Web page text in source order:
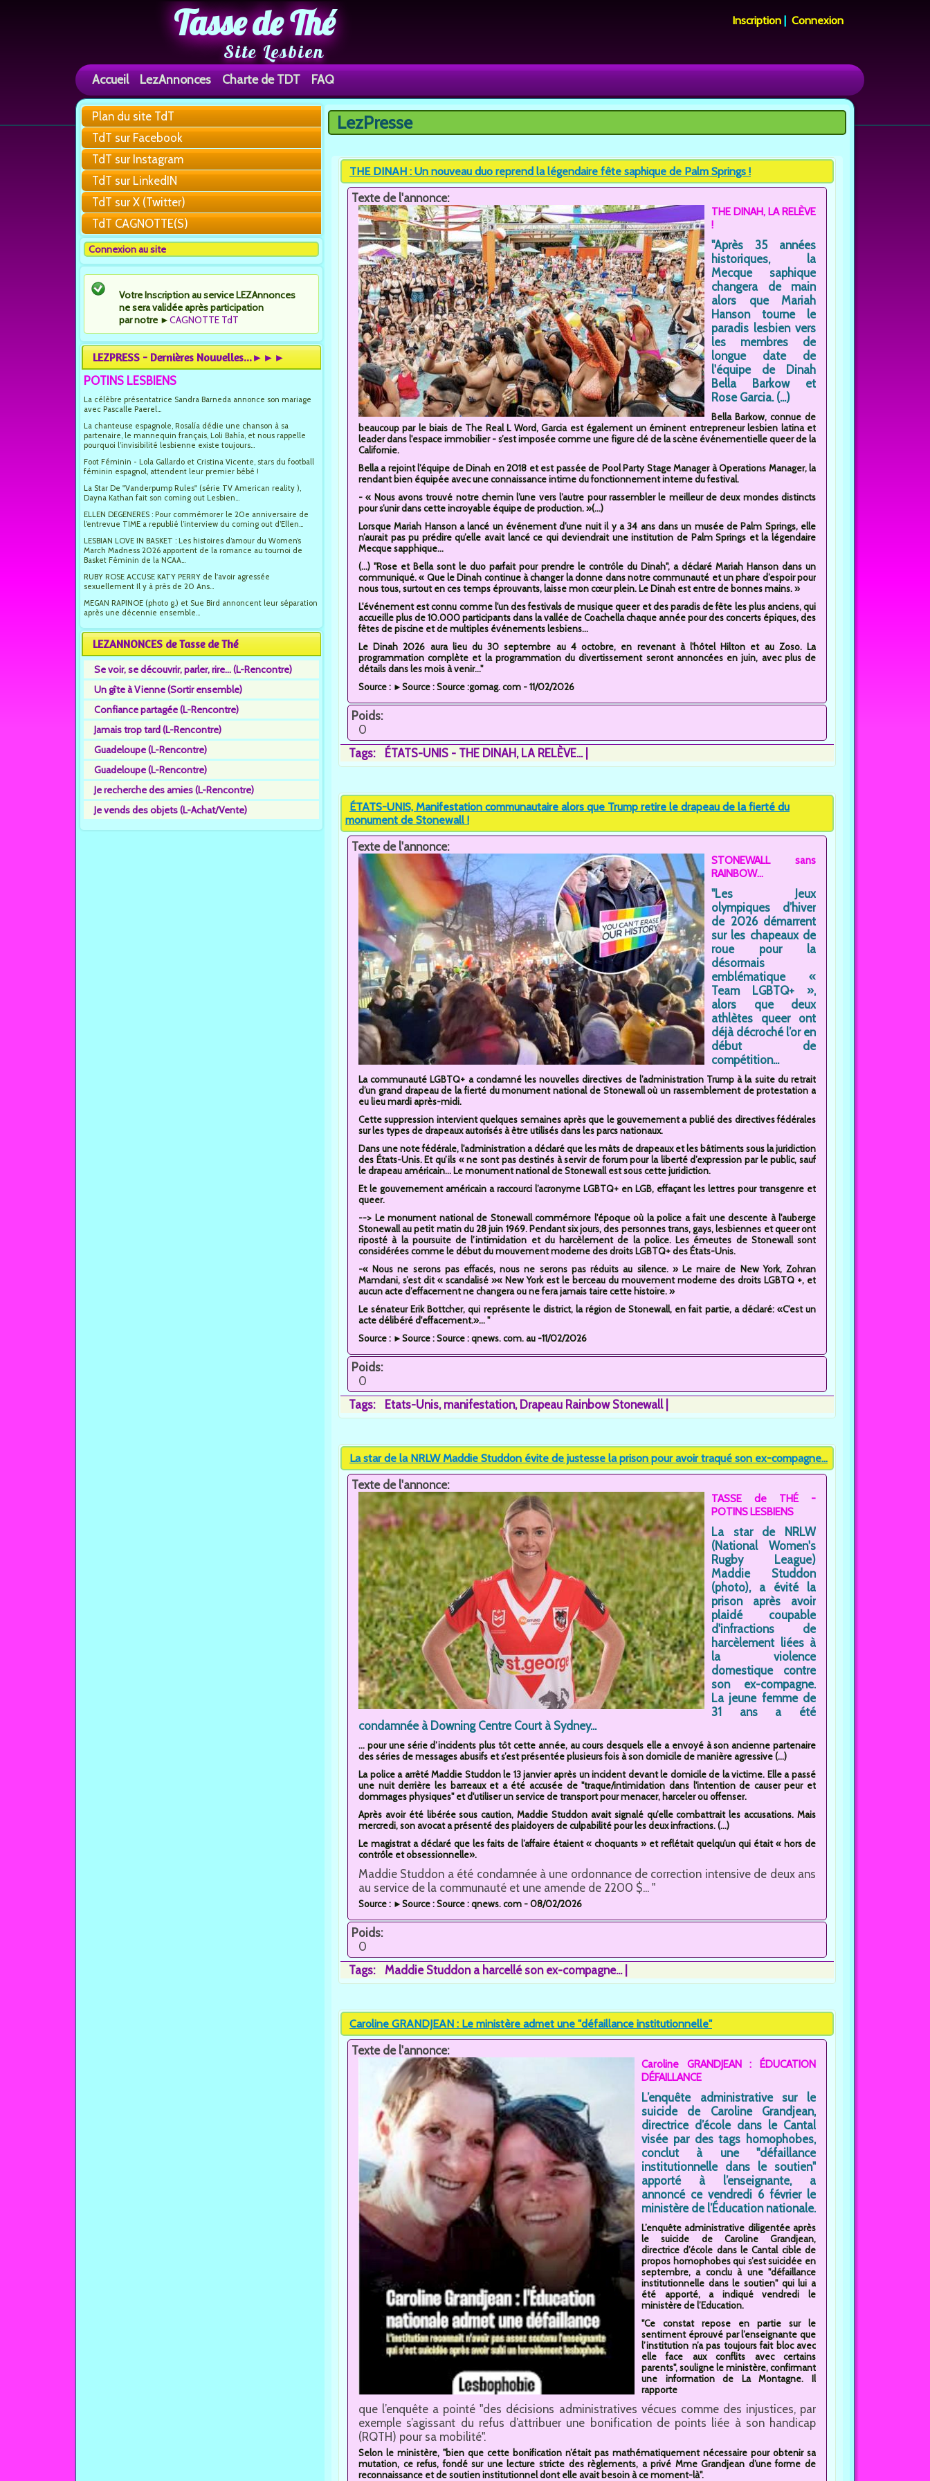
Tasse de Thé
Site Lesbien
Inscription |Connexion
Accueil LezAnnonces Charte de TDT FAQ
Plan du site TdT
TdT sur Facebook
TdT sur Instagram
TdT sur LinkedIN
TdT sur X (Twitter)
TdT CAGNOTTE(S)
Connexion au site
Votre Inscription au service LEZAnnonces
ne sera validée après participation
par notre ►CAGNOTTE TdT
LEZPRESS - Dernières Nouvelles...►►►
POTINS LESBIENS
La célèbre présentatrice Sandra Barneda annonce son mariage
avec Pascalle Paerel...
La chanteuse espagnole, Rosalía dédie une chanson à sa
partenaire, le mannequin français, Loli Bahía, et nous rappelle
pourquoi l’invisibilité lesbienne existe toujours...
Foot Féminin - Lola Gallardo et Cristina Vicente, stars du football
féminin espagnol, attendent leur premier bébé !
La Star De "Vanderpump Rules" (série TV American reality ),
Dayna Kathan fait son coming out Lesbien...
ELLEN DEGENERES : Pour commémorer le 20e anniversaire de
l’entrevue TIME a republié l’interview du coming out d’Ellen...
LESBIAN LOVE IN BASKET : Les histoires d’amour du Women’s
March Madness 2026 apportent de la romance au tournoi de
Basket Féminin de la NCAA...
RUBY ROSE ACCUSE KATY PERRY de l'avoir agressée
sexuellement Il y à près de 20 Ans...
MEGAN RAPINOE (photo g.) et Sue Bird annoncent leur séparation
après une décennie ensemble...
LEZANNONCES de Tasse de Thé
Se voir, se découvrir, parler, rire... (L-Rencontre)
Un gîte à Vienne (Sortir ensemble)
Confiance partagée (L-Rencontre)
Jamais trop tard (L-Rencontre)
Guadeloupe (L-Rencontre)
Guadeloupe (L-Rencontre)
Je recherche des amies (L-Rencontre)
Je vends des objets (L-Achat/Vente)
Vous êtes ici
LezPresse
THE DINAH : Un nouveau duo reprend la légendaire fête saphique de Palm Springs !
Texte de l'annonce:
THE DINAH, LA RELÈVE
!
"Après 35 années
historiques, la
Mecque saphique
changera de main
alors que Mariah
Hanson tourne le
paradis lesbien vers
les membres de
longue date de
l'équipe de Dinah
Bella Barkow et
Rose Garcia. (...)
Bella Barkow, connue de
beaucoup par le biais de The Real L Word, Garcia est également un éminent entrepreneur lesbien latina et
leader dans l'espace immobilier - s’est imposée comme une figure clé de la scène événementielle queer de la
Californie.
Bella a rejoint l’équipe de Dinah en 2018 et est passée de Pool Party Stage Manager à Operations Manager, la
rendant bien équipée avec une connaissance intime du fonctionnement interne du festival.
- « Nous avons trouvé notre chemin l’une vers l’autre pour rassembler le meilleur de deux mondes distincts
pour s’unir dans cette incroyable équipe de production. »(...)
Lorsque Mariah Hanson a lancé un événement d’une nuit il y a 34 ans dans un musée de Palm Springs, elle
n’aurait pas pu prédire qu’elle avait lancé ce qui deviendrait une institution de Palm Springs et la légendaire
Mecque sapphique...
(...) "Rose et Bella sont le duo parfait pour prendre le contrôle du Dinah", a déclaré Mariah Hanson dans un
communiqué. « Que le Dinah continue à changer la donne dans notre communauté et un phare d’espoir pour
nous tous, surtout en ces temps éprouvants, laisse mon cœur plein. Le Dinah est entre de bonnes mains. »
L'événement est connu comme l'un des festivals de musique queer et des paradis de fête les plus anciens, qui
accueille plus de 10.000 participants dans la vallée de Coachella chaque année pour des concerts épiques, des
fêtes de piscine et de multiples événements lesbiens...
Le Dinah 2026 aura lieu du 30 septembre au 4 octobre, en revenant à l'hôtel Hilton et au Zoso. La
programmation complète et la programmation du divertissement seront annoncées en juin, avec plus de
détails dans les mois à venir..."
Source : ►Source : Source :gomag. com - 11/02/2026
Poids:
0
Tags:
ÉTATS-UNIS - THE DINAH LA RELÈVE...
ÉTATS-UNIS, Manifestation communautaire alors que Trump retire le drapeau de la fierté du
monument de Stonewall !
Texte de l'annonce:
STONEWALL sans
RAINBOW...
"Les Jeux
olympiques d’hiver
de 2026 démarrent
sur les chapeaux de
roue pour la
désormais
emblématique «
Team LGBTQ+ »,
alors que deux
athlètes queer ont
déjà décroché l’or en
début de
compétition...
La communauté LGBTQ+ a condamné les nouvelles directives de l’administration Trump à la suite du retrait
d’un grand drapeau de la fierté du monument national de Stonewall où un rassemblement de protestation a
eu lieu mardi après-midi.
Cette suppression intervient quelques semaines après que le gouvernement a publié des directives fédérales
sur les types de drapeaux autorisés à être utilisés dans les parcs nationaux.
Dans une note fédérale, l'administration a déclaré que les mâts de drapeaux et les bâtiments sous la juridiction
des États-Unis. Et qu’ils « ne sont pas destinés à servir de forum pour la liberté d’expression par le public, sauf
le drapeau américain... Le monument national de Stonewall est sous cette juridiction.
Et le gouvernement américain a raccourci l’acronyme LGBTQ+ en LGB, effaçant les lettres pour transgenre et
queer.
--> Le monument national de Stonewall commémore l'époque où la police a fait une descente à l'auberge
Stonewall au petit matin du 28 juin 1969. Pendant six jours, des personnes trans, gays, lesbiennes et queer ont
riposté à la poursuite de l’intimidation et du harcèlement de la police. Les émeutes de Stonewall sont
considérées comme le début du mouvement moderne des droits LGBTQ+ des États-Unis.
-« Nous ne serons pas effacés, nous ne serons pas réduits au silence. » Le maire de New York, Zohran
Mamdani, s’est dit « scandalisé »« New York est le berceau du mouvement moderne des droits LGBTQ +, et
aucun acte d’effacement ne changera ou ne fera jamais taire cette histoire. »
Le sénateur Erik Bottcher, qui représente le district, la région de Stonewall, en fait partie, a déclaré: «C'est un
acte délibéré d'effacement.»... "
Source : ►Source : Source : qnews. com. au -11/02/2026
Poids:
0
Tags:
Etats-Unis manifestation Drapeau Rainbow Stonewall
La star de la NRLW Maddie Studdon évite de justesse la prison pour avoir traqué son ex-compagne...
Texte de l'annonce:
TASSE de THÉ -
POTINS LESBIENS
La star de NRLW
(National Women's
Rugby League)
Maddie Studdon
(photo), a évité la
prison après avoir
plaidé coupable
d'infractions de
harcèlement liées à
la violence
domestique contre
son ex-compagne.
La jeune femme de
31 ans a été
condamnée à Downing Centre Court à Sydney...
... pour une série d’incidents plus tôt cette année, au cours desquels elle a envoyé à son ancienne partenaire
des séries de messages abusifs et s’est présentée plusieurs fois à son domicile de manière agressive (...)
La police a arrêté Maddie Studdon le 13 janvier après un incident devant le domicile de la victime. Elle a passé
une nuit derrière les barreaux et a été accusée de "traque/intimidation dans l'intention de causer peur et
dommages physiques" et d'utiliser un service de transport pour menacer, harceler ou offenser.
Après avoir été libérée sous caution, Maddie Studdon avait signalé qu’elle combattrait les accusations. Mais
mercredi, son avocat a présenté des plaidoyers de culpabilité pour les deux infractions. (...)
Le magistrat a déclaré que les faits de l’affaire étaient « choquants » et reflétait quelqu’un qui était « hors de
contrôle et obsessionnelle».
Maddie Studdon a été condamnée à une ordonnance de correction intensive de deux ans
au service de la communauté et une amende de 2200 $... "
Source : ►Source : Source : qnews. com - 08/02/2026
Poids:
0
Tags:
Maddie Studdon a harcellé son ex-compagne...
Caroline GRANDJEAN : Le ministère admet une "défaillance institutionnelle"
Texte de l'annonce:
Caroline GRANDJEAN : ÉDUCATION
DÉFAILLANCE
L’enquête administrative sur le
suicide de Caroline Grandjean,
directrice d’école dans le Cantal
visée par des tags homophobes,
conclut à une "défaillance
institutionnelle dans le soutien"
apporté à l’enseignante, a
annoncé ce vendredi 6 février le
ministère de l’Éducation nationale.
L’enquête administrative diligentée après
le suicide de Caroline Grandjean,
directrice d’école dans le Cantal cible de
propos homophobes qui s’est suicidée en
septembre, a conclu à une "défaillance
institutionnelle dans le soutien" qui lui a
été apporté, a indiqué vendredi le
ministère de l’Education.
"Ce constat repose en partie sur le
sentiment éprouvé par l’enseignante que
l’institution n’a pas toujours fait bloc avec
elle face aux conflits avec certains
parents", souligne le ministère, confirmant
une information de La Montagne. Il
rapporte
que l’enquête a pointé "des décisions administratives vécues comme des injustices, par
exemple s’agissant du refus d’attribuer une bonification de points liée à son handicap
(RQTH) pour sa mobilité".
Selon le ministère, "bien que cette bonification n’était pas mathématiquement nécessaire pour obtenir sa
mutation, ce refus, fondé sur une lecture stricte des règlements, a privé Mme Grandjean d’une forme de
reconnaissance et de soutien institutionnel dont elle avait besoin à ce moment-là".